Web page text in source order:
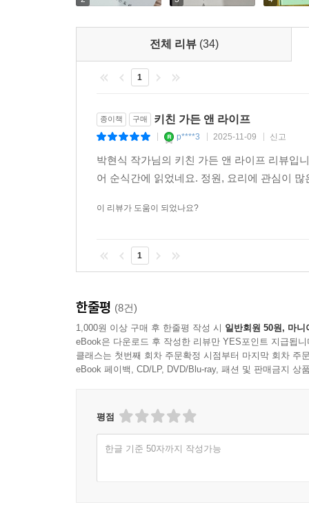
전체 리뷰 (34)
1
종이책 구매 키친 가든 앤 라이프
p****3 2025-11-09 신고
박현식 작가님의 키친 가든 앤 라이프 리뷰입
어 순식간에 읽었네요. 정원, 요리에 관심이
이 리뷰가 도움이 되었나요?
1
한줄평 (8건)
1,000원 이상 구매 후 한줄평 작성 시 일반회원 50원, 마니
eBook은 다운로드 후 작성한 리뷰만 YES포인트 지급됩니
클래스는 첫번째 회차 주문확정 시점부터 마지막 회차 주
eBook 페이백, CD/LP, DVD/Blu-ray, 패션 및 판매금지 상
평점
한글 기준 50자까지 작성가능